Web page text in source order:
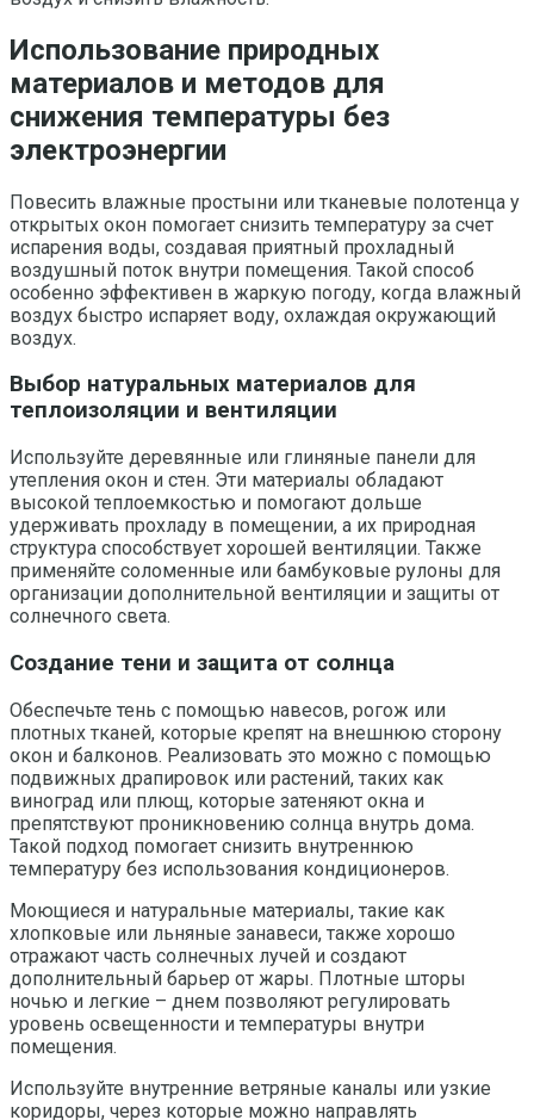
Использование природных
материалов и методов для
снижения температуры без
электроэнергии
Повесить влажные простыни или тканевые полотенца у
открытых окон помогает снизить температуру за счет
испарения воды, создавая приятный прохладный
воздушный поток внутри помещения. Такой способ
особенно эффективен в жаркую погоду, когда влажный
воздух быстро испаряет воду, охлаждая окружающий
воздух.
Выбор натуральных материалов для
теплоизоляции и вентиляции
Используйте деревянные или глиняные панели для
утепления окон и стен. Эти материалы обладают
высокой теплоемкостью и помогают дольше
удерживать прохладу в помещении, а их природная
структура способствует хорошей вентиляции. Также
применяйте соломенные или бамбуковые рулоны для
организации дополнительной вентиляции и защиты от
солнечного света.
Создание тени и защита от солнца
Обеспечьте тень с помощью навесов, рогож или
плотных тканей, которые крепят на внешнюю сторону
окон и балконов. Реализовать это можно с помощью
подвижных драпировок или растений, таких как
виноград или плющ, которые затеняют окна и
препятствуют проникновению солнца внутрь дома.
Такой подход помогает снизить внутреннюю
температуру без использования кондиционеров.
Моющиеся и натуральные материалы, такие как
хлопковые или льняные занавеси, также хорошо
отражают часть солнечных лучей и создают
дополнительный барьер от жары. Плотные шторы
ночью и легкие – днем позволяют регулировать
уровень освещенности и температуры внутри
помещения.
Используйте внутренние ветряные каналы или узкие
коридоры, через которые можно направлять